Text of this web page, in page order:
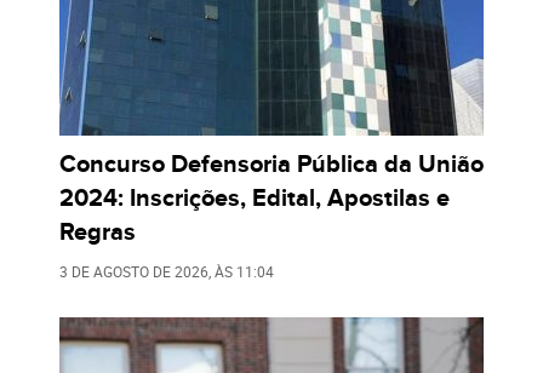
Concurso Defensoria Pública da União
2024: Inscrições, Edital, Apostilas e
Regras
3 DE AGOSTO DE 2026 , ÀS 11:04